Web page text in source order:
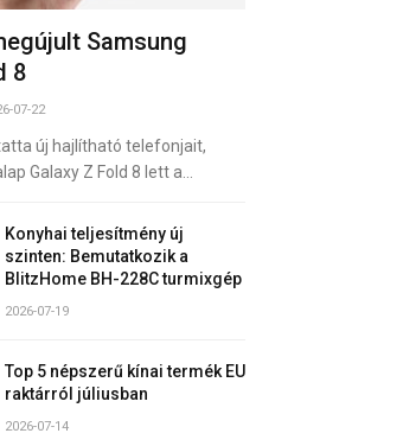
Samsung
8
07-22
új hajlítható telefonjait,
Galaxy Z Fold 8 lett a…
Konyhai teljesítmény új
szinten: Bemutatkozik a
BlitzHome BH-228C turmixgép
2026-07-19
Top 5 népszerű kínai termék EU
raktárról júliusban
2026-07-14